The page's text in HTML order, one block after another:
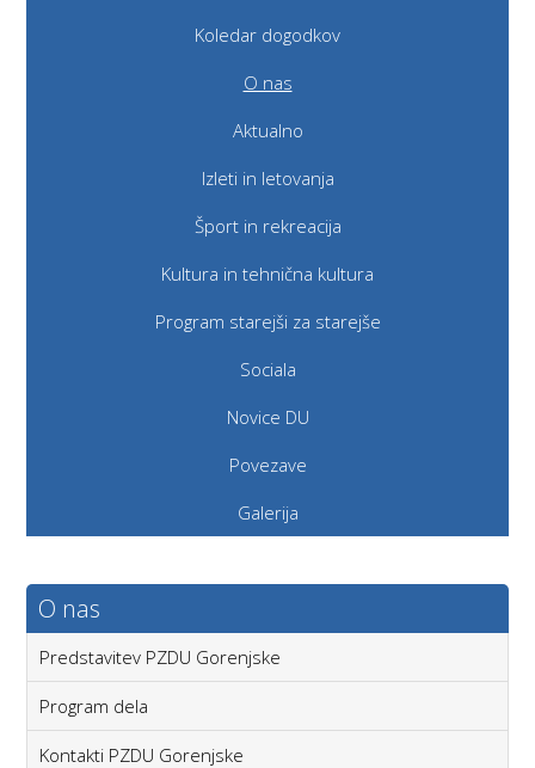
Koledar dogodkov
O nas
Aktualno
Izleti in letovanja
Šport in rekreacija
Kultura in tehnična kultura
Program starejši za starejše
Sociala
Novice DU
Povezave
Galerija
O nas
Predstavitev PZDU Gorenjske
Program dela
Kontakti PZDU Gorenjske